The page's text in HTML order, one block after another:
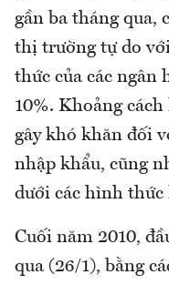
gần ba tháng qua,
thị trường tự do
thức của các ngân
10%. Khoảng
gây khó khăn đối
nhập khẩu, cũng
dưới các hình thức
Cuối năm 2010,
qua (26/1), bằng